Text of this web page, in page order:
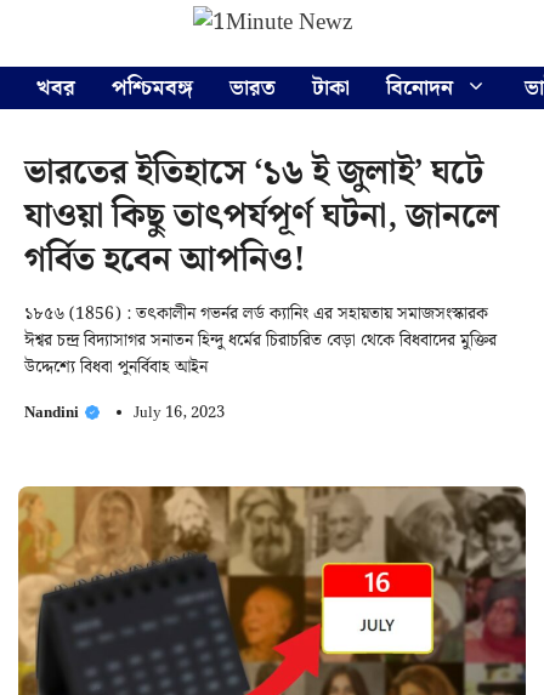
content
খবর
পশ্চিমবঙ্গ ভারত টাকা বিনোদন
ভারতের ইতিহাসে ‘১৬ ই জুলাই’ ঘটে
যাওয়া কিছু তাৎপর্যপূর্ণ ঘটনা, জানলে
গর্বিত হবেন আপনিও!
১৮৫৬ (1856) : তৎকালীন গভর্নর লর্ড ক্যানিং এর সহায়তায় সমাজসংস্কারক
ঈশ্বর চন্দ্র বিদ্যাসাগর সনাতন হিন্দু ধর্মের চিরাচরিত বেড়া থেকে বিধবাদের মুক্তির
উদ্দেশ্যে বিধবা পুনর্বিবাহ আইন
Nandini July 16, 2023